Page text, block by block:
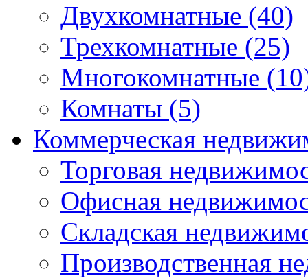
Двухкомнатные (40)
Трехкомнатные (25)
Многокомнатные
Комнаты (5)
Коммерческая
Торговая
Офисная
Складская
Производственная